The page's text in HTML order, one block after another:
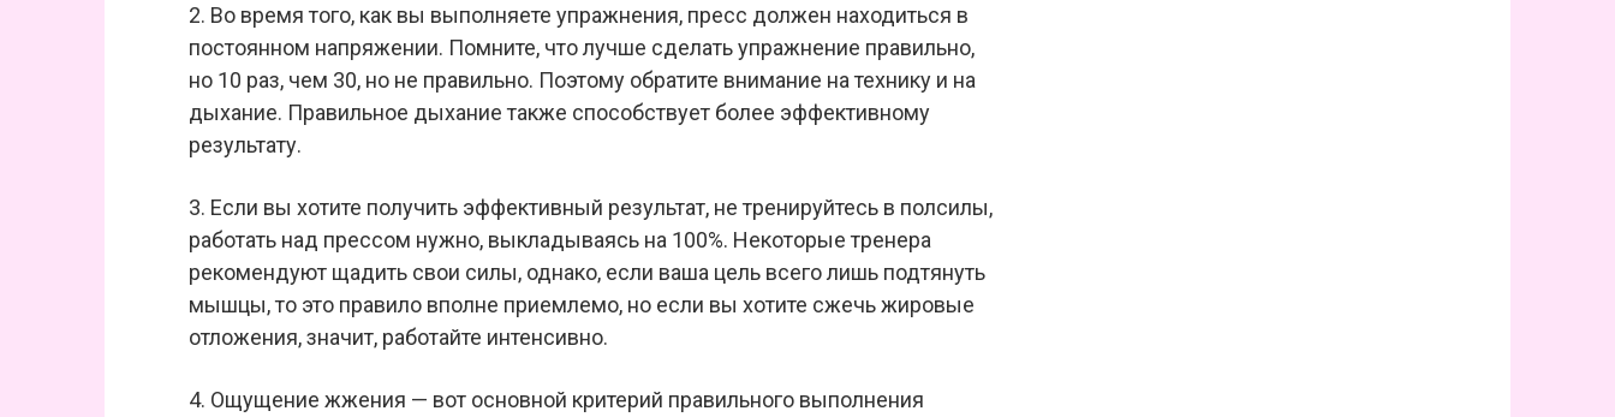
2. Во время того, как вы выполняете упражнения, пресс должен находиться в
постоянном напряжении. Помните, что лучше сделать упражнение правильно,
но 10 раз, чем 30, но не правильно. Поэтому обратите внимание на технику и на
дыхание. Правильное дыхание также способствует более эффективному
результату.
3. Если вы хотите получить эффективный результат, не тренируйтесь в полсилы,
работать над прессом нужно, выкладываясь на 100%. Некоторые тренера
рекомендуют щадить свои силы, однако, если ваша цель всего лишь подтянуть
мышцы, то это правило вполне приемлемо, но если вы хотите сжечь жировые
отложения, значит, работайте интенсивно.
4. Ощущение жжения — вот основной критерий правильного выполнения